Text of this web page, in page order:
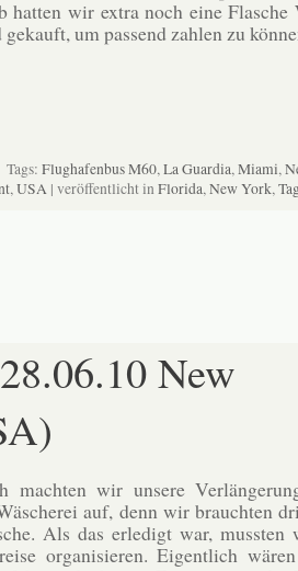
hatten wir extra noch eine Flasche
um passend zahlen zu
Flughafenbus M60, La Guardia, Miami,
, USA | veröffentlicht in Florida, New York,
New
machten wir unsere
auf, denn wir brauchten
Als das erledigt war, mussten
organisieren. Eigentlich